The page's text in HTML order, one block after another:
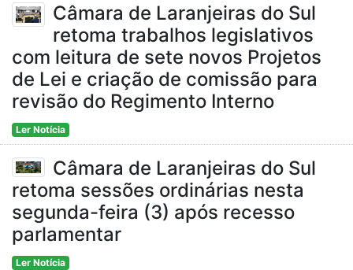
Câmara de Laranjeiras do Sul
retoma trabalhos legislativos
com leitura de sete novos Projetos
de Lei e criação de comissão para
revisão do Regimento Interno
Ler Notícia
Câmara de Laranjeiras do Sul
retoma sessões ordinárias nesta
segunda-feira (3) após recesso
parlamentar
Ler Notícia